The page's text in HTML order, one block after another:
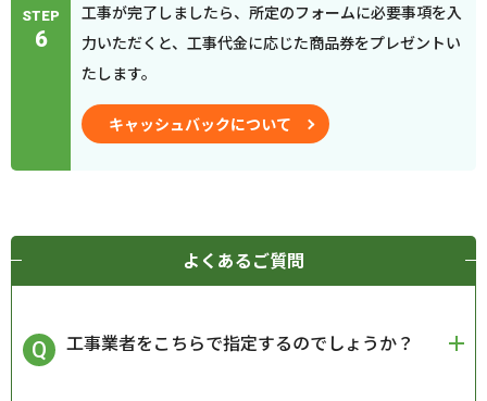
STEP
6
工事が完了しましたら、所定のフォームに必要事項を入
力いただくと、工事代金に応じた商品券をプレゼントい
たします。
キャッシュバックについて
よくあるご質問
工事業者をこちらで指定するのでしょうか？